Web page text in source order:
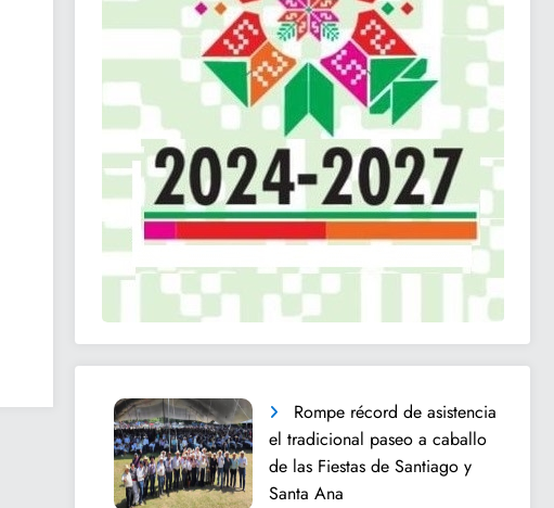
Rompe récord de asistencia
el tradicional paseo a caballo
de las Fiestas de Santiago y
Santa Ana